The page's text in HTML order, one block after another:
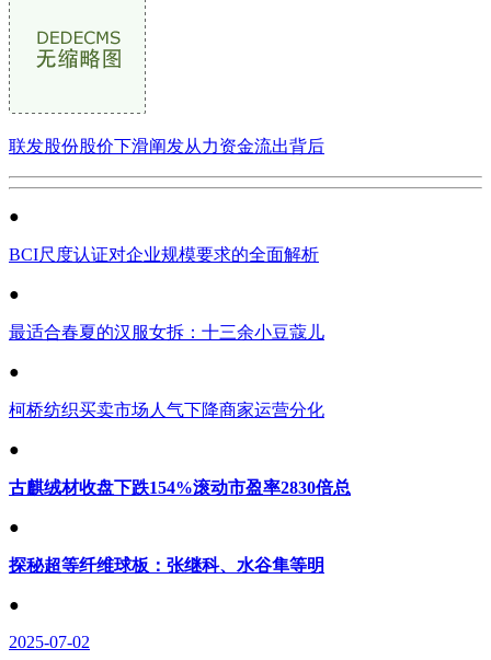
联发股份股价下滑阐发从力资金流出背后
●
BCI尺度认证对企业规模要求的全面解析
●
最适合春夏的汉服女拆：十三余小豆蔻儿
●
柯桥纺织买卖市场人气下降商家运营分化
●
古麒绒材收盘下跌154%滚动市盈率2830倍总
●
探秘超等纤维球板：张继科、水谷隼等明
●
2025-07-02